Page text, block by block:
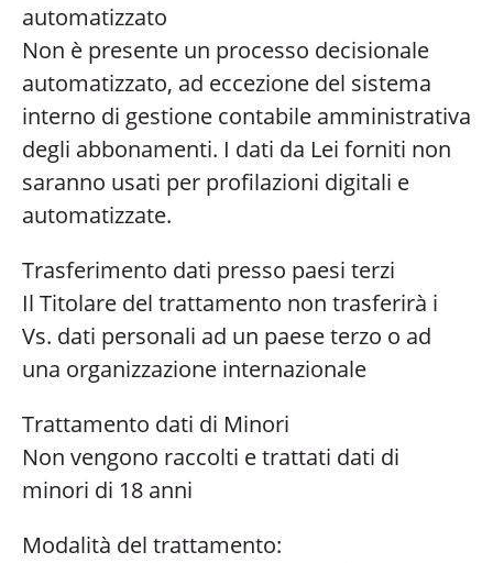
automatizzato
Non è presente un processo decisionale
automatizzato, ad eccezione del sistema
interno di gestione contabile amministrativa
degli abbonamenti. I dati da Lei forniti non
saranno usati per profilazioni digitali e
automatizzate.
Trasferimento dati presso paesi terzi
Il Titolare del trattamento non trasferirà i
Vs. dati personali ad un paese terzo o ad
una organizzazione internazionale
Trattamento dati di Minori
Non vengono raccolti e trattati dati di
minori di 18 anni
Modalità del trattamento: